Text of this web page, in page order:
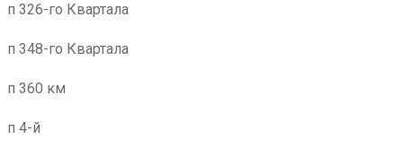
п 326-го Квартала
п 348-го Квартала
п 360 км
п 4-й